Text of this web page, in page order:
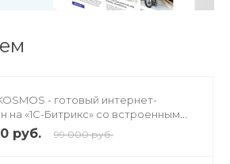
- готовый интернет-
на «1С-Битрикс» со встроенным
интеллектом
руб. 99 000 руб.